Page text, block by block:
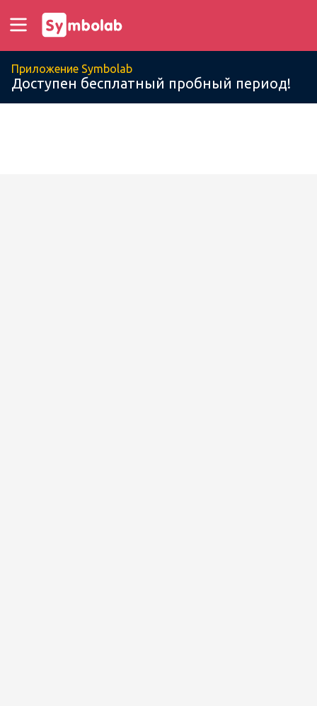
Приложение Symbolab
Доступен бесплатный пробный период!